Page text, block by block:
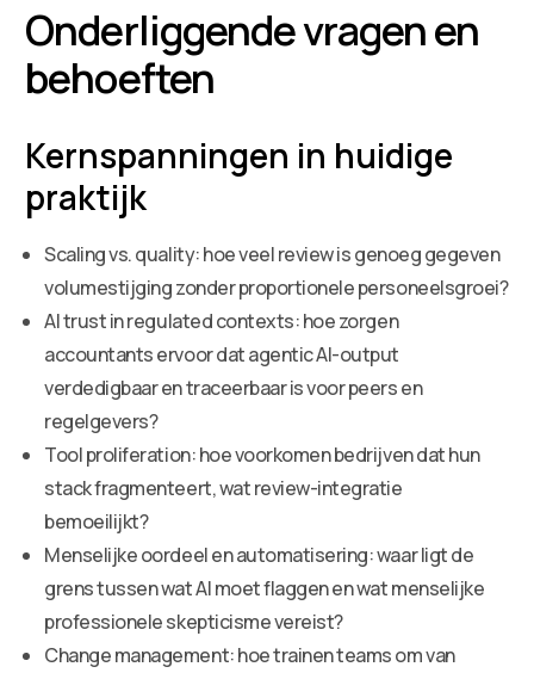
Onderliggende vragen en
behoeften
Kernspanningen in huidige
praktijk
Scaling vs. quality: hoe veel review is genoeg gegeven
volumestijging zonder proportionele personeelsgroei?
AI trust in regulated contexts: hoe zorgen
accountants ervoor dat agentic AI-output
verdedigbaar en traceerbaar is voor peers en
regelgevers?
Tool proliferation: hoe voorkomen bedrijven dat hun
stack fragmenteert, wat review-integratie
bemoeilijkt?
Menselijke oordeel en automatisering: waar ligt de
grens tussen wat AI moet flaggen en wat menselijke
professionele skepticisme vereist?
Change management: hoe trainen teams om van